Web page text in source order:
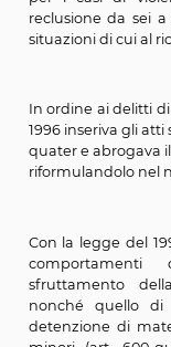
nel caso
persona che
anche adottivo
entrambi i casi
ancora se il
non ha
sessuale
procedibilità
per i casi di
reclusione da
situazioni di cui